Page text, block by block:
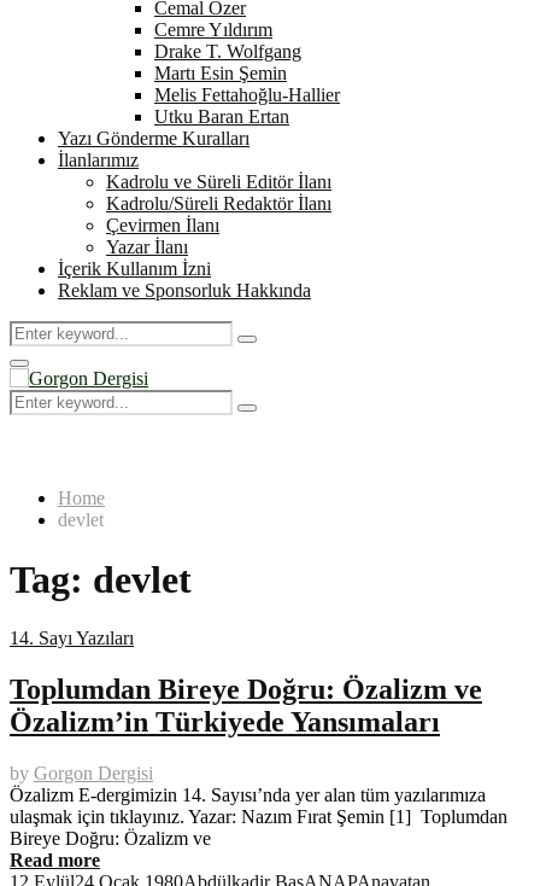
Cemal Özer
Cemre Yıldırım
Drake T. Wolfgang
Martı Esin Şemin
Melis Fettahoğlu-Hallier
Utku Baran Ertan
Yazı Gönderme Kuralları
İlanlarımız
Kadrolu ve Süreli Editör İlanı
Kadrolu/Süreli Redaktör İlanı
Çevirmen İlanı
Yazar İlanı
İçerik Kullanım İzni
Reklam ve Sponsorluk Hakkında
Search
for:
Search
Primary
Menu
Search
for:
Search
Home
devlet
Tag: devlet
14. Sayı Yazıları
Toplumdan Bireye Doğru: Özalizm ve
Özalizm’in Türkiyede Yansımaları
by Gorgon Dergisi
Özalizm E-dergimizin 14. Sayısı’nda yer alan tüm yazılarımıza
ulaşmak için tıklayınız. Yazar: Nazım Fırat Şemin [1] Toplumdan
Bireye Doğru: Özalizm ve
Read more
12 Eylül24 Ocak 1980Abdülkadir BaşANAPAnavatan